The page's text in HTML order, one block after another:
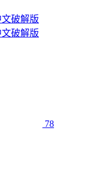
文破解版
文破解版
78